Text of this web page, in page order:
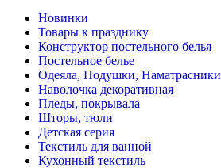
Новинки
Товары к празднику
Конструктор постельного белья
Постельное белье
Одеяла, Подушки, Наматрасники
Наволочка декоративная
Пледы, покрывала
Шторы, тюли
Детская серия
Текстиль для ванной
Кухонный текстиль